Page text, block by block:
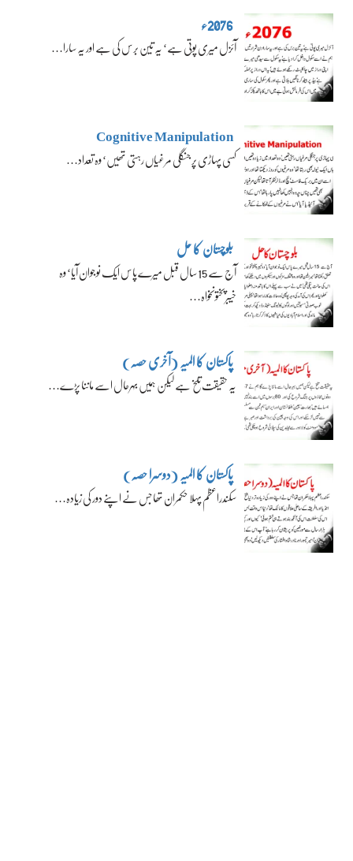
2076ء
آئزل میری پوتی ہے‘ یہ تین برس کی ہے اور یہ سارا…
Cognitive Manipulation
کسی پہاڑی پر جنگلی مرغیاں رہتی تھیں‘ وہ تعداد…
بلوچستان کا حل
آج سے 15 سال قبل میرے پاس ایک نوجوان آیا‘ وہ
خیبرپختونخواہ…
پاکستان کا المیہ (آخری حصہ)
یہ حقیقت تلخ ہے لیکن ہمیں بہرحال اسے ماننا پڑے…
پاکستان کا المیہ (دوسرا حصہ)
سکندراعظم پہلا حکمران تھا جس نے اپنے دور کی زیادہ…